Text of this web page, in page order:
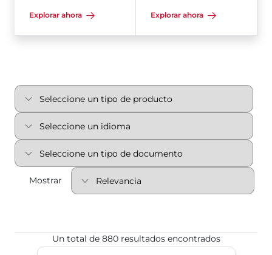
Explorar ahora Explorar ahora
Mostrar
Un total de 880 resultados encontrados